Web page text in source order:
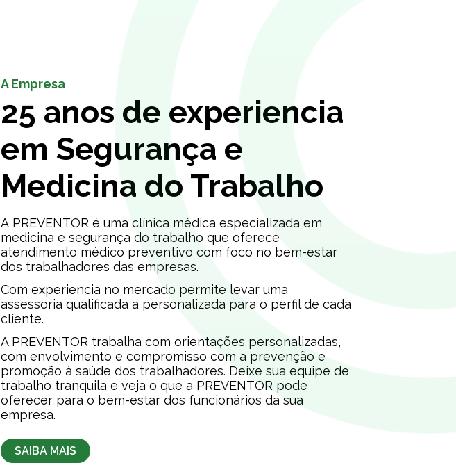
A Empresa
25 anos de experiencia
em Segurança e
Medicina do Trabalho
A PREVENTOR é uma clínica médica especializada em
medicina e segurança do trabalho que oferece
atendimento médico preventivo com foco no bem-estar
dos trabalhadores das empresas.
Com experiencia no mercado permite levar uma
assessoria qualificada a personalizada para o perfil de cada
cliente.
A PREVENTOR trabalha com orientações personalizadas,
com envolvimento e compromisso com a prevenção e
promoção à saúde dos trabalhadores. Deixe sua equipe de
trabalho tranquila e veja o que a PREVENTOR pode
oferecer para o bem-estar dos funcionários da sua
empresa.
SAIBA MAIS